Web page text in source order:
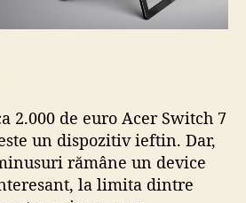
2.000 de euro Acer Switch 7
un dispozitiv ieftin. Dar,
rămâne un device
la limita dintre